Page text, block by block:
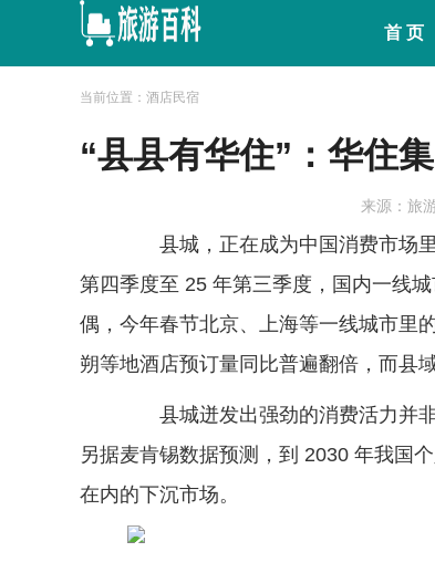
首 页
当前位置：酒店民宿
“县县有华住”：华住
来源：旅
县城，正在成为中国消费市场里
第四季度至 25 年第三季度，国内一线
偶，今年春节北京、上海等一线城市里
朔等地酒店预订量同比普遍翻倍，而县
县城迸发出强劲的消费活力并非
另据麦肯锡数据预测，到 2030 年我国
在内的下沉市场。